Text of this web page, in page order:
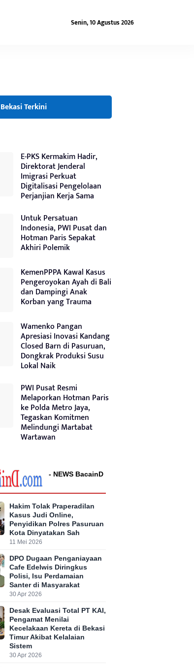
Senin, 10 Agustus 2026
Bekasi Terkini
E-PKS Kermakim Hadir,
Direktorat Jenderal
Imigrasi Perkuat
Digitalisasi Pengelolaan
Perjanjian Kerja Sama
Untuk Persatuan
Indonesia, PWI Pusat dan
Hotman Paris Sepakat
Akhiri Polemik
KemenPPPA Kawal Kasus
Pengeroyokan Ayah di Bali
dan Dampingi Anak
Korban yang Trauma
Wamenko Pangan
Apresiasi Inovasi Kandang
Closed Barn di Pasuruan,
Dongkrak Produksi Susu
Lokal Naik
PWI Pusat Resmi
Melaporkan Hotman Paris
ke Polda Metro Jaya,
Tegaskan Komitmen
Melindungi Martabat
Wartawan
- NEWS BacainD
Hakim Tolak Praperadilan
Kasus Judi Online,
Penyidikan Polres Pasuruan
Kota Dinyatakan Sah
11 Mei 2026
DPO Dugaan Penganiayaan
Cafe Edelwis Diringkus
Polisi, Isu Perdamaian
Santer di Masyarakat
30 Apr 2026
Desak Evaluasi Total PT KAI,
Pengamat Menilai
Kecelakaan Kereta di Bekasi
Timur Akibat Kelalaian
Sistem
30 Apr 2026